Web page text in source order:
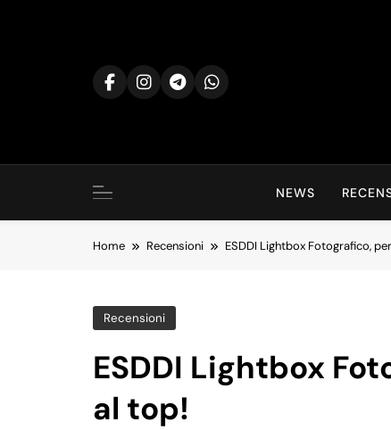
NEWS
Home Recensioni ESDDI Lightbox Fotografico,
Recensioni
ESDDI Lightbox
al top!